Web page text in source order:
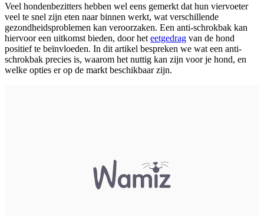
Veel hondenbezitters hebben wel eens gemerkt dat hun viervoeter
veel te snel zijn eten naar binnen werkt, wat verschillende
gezondheidsproblemen kan veroorzaken. Een anti-schrokbak kan
hiervoor een uitkomst bieden, door het eetgedrag van de hond
positief te beïnvloeden. In dit artikel bespreken we wat een anti-
schrokbak precies is, waarom het nuttig kan zijn voor je hond, en
welke opties er op de markt beschikbaar zijn.